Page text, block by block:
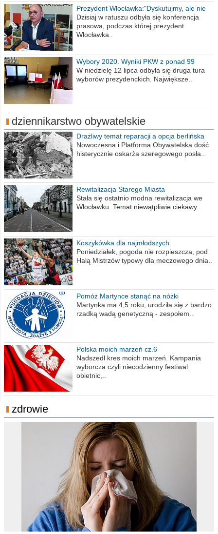
Prezydent Włocławka:"Dyskutujmy, ale nie
obrażajmy się”
Dzisiaj w ratuszu odbyła się konferencja
prasowa, podczas której prezydent
Włocławka..
Wybory 2020. Wyniki PKW z ponad 99
procent obwodów
W niedzielę 12 lipca odbyła się druga tura
wyborów prezydenckich. Największe..
dziennikarstwo obywatelskie
Drażliwy temat reparacji a opcja berlińska
Nowoczesna i Platforma Obywatelska dość
histerycznie oskarża szeregowego posła..
Rewitalizacja Starego Miasta
Stała się ostatnio modna rewitalizacja we
Włocławku. Temat niewątpliwie ciekawy...
Koszykówka dla najmłodszych
Poniedziałek, pogoda nie rozpieszcza, pod
Halą Mistrzów typowy dla meczowego dnia..
Pomóż Martynce stanąć na nóżki
Martynka ma 4,5 roku, urodziła się z bardzo
rzadką wadą genetyczną - zespołem..
Polska moich marzeń cz.6
Nadszedł kres moich marzeń. Kampania
wyborcza czyli niecodzienny festiwal
obietnic,..
zdrowie